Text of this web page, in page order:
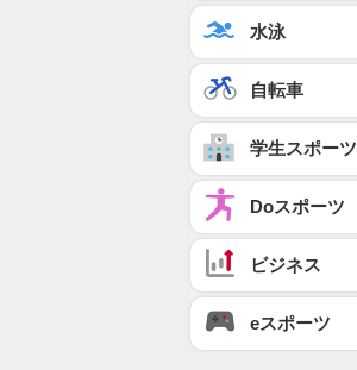
水泳
自転車
学生スポーツ
Doスポーツ
ビジネス
eスポーツ